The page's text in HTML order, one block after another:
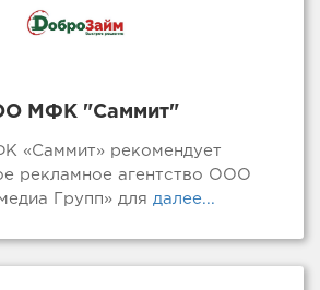
МФК "Саммит"
«Саммит» рекомендует
рекламное агентство ООО
Групп» для далее...